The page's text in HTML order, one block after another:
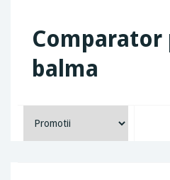
balma